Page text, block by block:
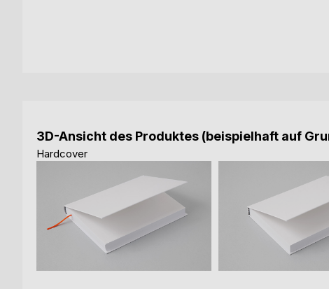
3D-Ansicht des Produktes (beispielhaft auf
Hardcover